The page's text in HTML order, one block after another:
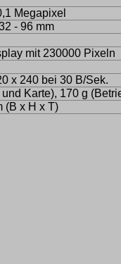
Megapixel
- 96 mm
mit 230000 Pixeln
x 240 bei 30 B/Sek.
Karte), 170 g
(B x H x T)